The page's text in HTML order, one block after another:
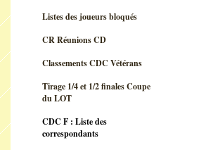
Listes des joueurs bloqués
CR Réunions CD
Classements CDC Vétérans
Tirage 1/4 et 1/2 finales Coupe
du LOT
CDC F : Liste des
correspondants